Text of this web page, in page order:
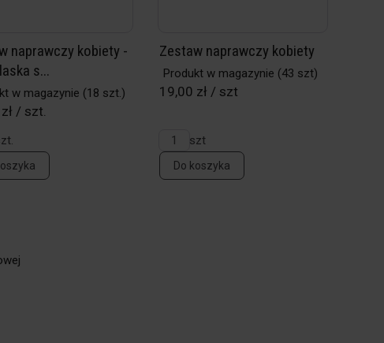
naprawczy kobiety -
s...
w magazynie (18 szt.)
/ szt.
Zestaw naprawczy kobiety
Produkt w magazynie (43 szt)
19,00 zł / szt
szt
Do koszyka